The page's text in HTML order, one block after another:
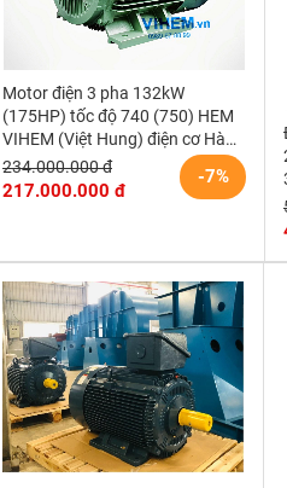
Motor điện 3 pha 132kW
(175HP) tốc độ 740 (750) HEM
VIHEM (Việt Hung) điện cơ Hà
Nội
-7%
234.000.000 đ
217.000.000 đ